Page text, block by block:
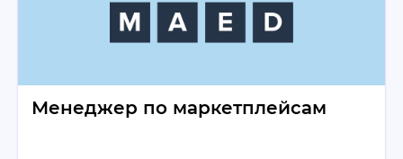
Менеджер по маркетплейсам